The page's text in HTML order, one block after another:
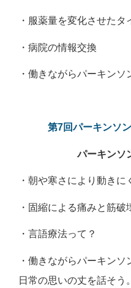
・服薬量を変化させたタ
・病院の情報交換
・働きながらパーキンソ
第7回パーキンソ
パーキンソン病
・朝や寒さにより動きに
・固縮による痛みと筋
・言語療法って？
・働きながらパーキンソ
日常の思いの丈を話そう。